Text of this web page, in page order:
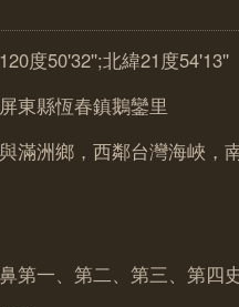
度50'32'';北緯21度54'13''
東縣恆春鎮鵝鑾里
滿洲鄉，西鄰台灣海峽，
第一、第二、第三、第四